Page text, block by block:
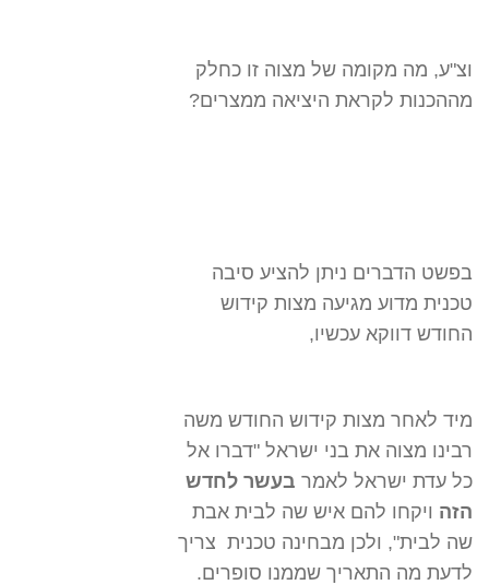
וצ"ע, מה מקומה של מצוה זו כחלק
מההכנות לקראת היציאה ממצרים?
בפשט הדברים ניתן להציע סיבה
טכנית מדוע מגיעה מצות קידוש
החודש דווקא עכשיו,
מיד לאחר מצות קידוש החודש משה
רבינו מצוה את בני ישראל "דברו אל
כל עדת ישראל לאמר בעשר לחדש
הזה ויקחו להם איש שה לבית אבת
שה לבית", ולכן מבחינה טכנית צריך
לדעת מה התאריך שממנו סופרים.